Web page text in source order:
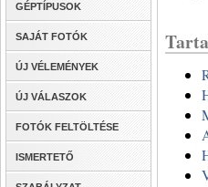
GÉPTÍPUSOK
SAJÁT FOTÓK
ÚJ VÉLEMÉNYEK
ÚJ VÁLASZOK
FOTÓK FELTÖLTÉSE
ISMERTETŐ